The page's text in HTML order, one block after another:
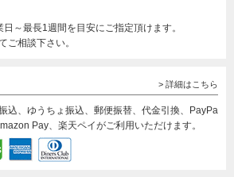
～最長1週間を目安にご指定頂けます。
ご相談下さい。
> 詳細はこちら
込、ゆうちょ振込、郵便振替、代金引換、PayPa
Pay、楽天ペイがご利用いただけます。